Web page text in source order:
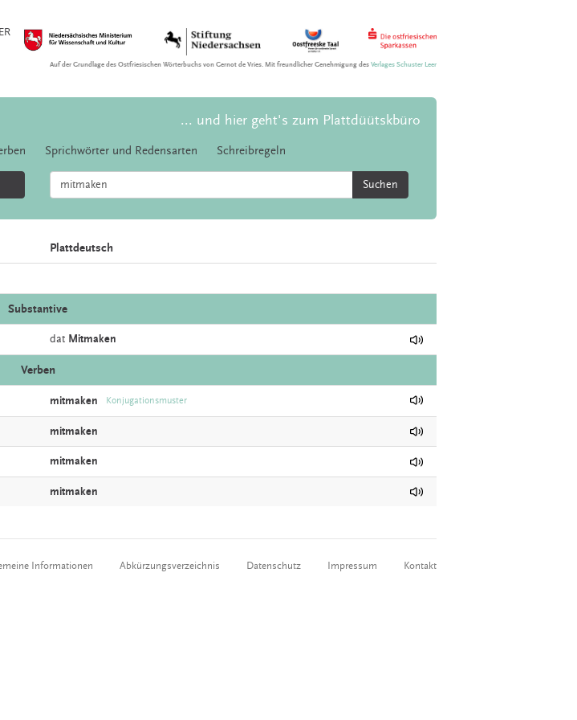
Auf der Grundlage des Ostfriesischen Wörterbuchs von Gernot de Vries. Mit freundlicher Genehmigung desVerlages Schuster Leer
... und hier geht's zum Plattdüütskbüro
Sprichwörter und Redensarten Schreibregeln
Suchen
Plattdeutsch
Substantive
dat Mitmaken
Verben
mitmaken Konjugationsmuster
mitmaken
mitmaken
mitmaken
Informationen Abkürzungsverzeichnis Datenschutz Impressum Kontakt